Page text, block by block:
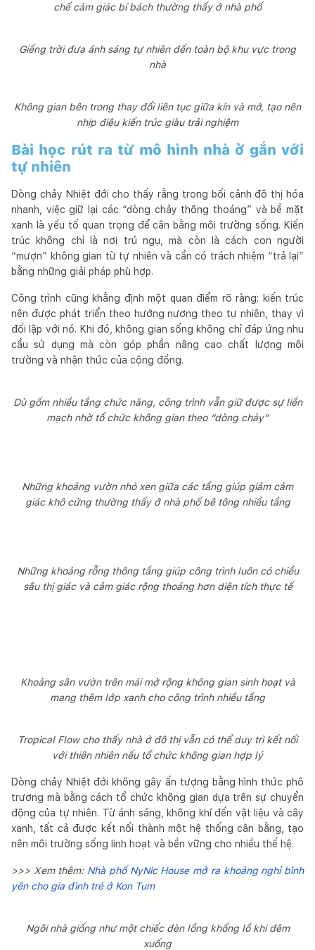
chế cảm giác bí bách thường thấy ở nhà phố
Giếng trời đưa ánh sáng tự nhiên đến toàn bộ khu vực trong
nhà
Không gian bên trong thay đổi liên tục giữa kín và mở, tạo nên
nhịp điệu kiến trúc giàu trải nghiệm
Bài học rút ra từ mô hình nhà ở gắn với
tự nhiên
Dòng chảy Nhiệt đới cho thấy rằng trong bối cảnh đô thị hóa
nhanh, việc giữ lại các “dòng chảy thông thoáng” và bề mặt
xanh là yếu tố quan trọng để cân bằng môi trường sống. Kiến
trúc không chỉ là nơi trú ngụ, mà còn là cách con người
“mượn” không gian từ tự nhiên và cần có trách nhiệm “trả lại”
bằng những giải pháp phù hợp.
Công trình cũng khẳng định một quan điểm rõ ràng: kiến trúc
nên được phát triển theo hướng nương theo tự nhiên, thay vì
đối lập với nó. Khi đó, không gian sống không chỉ đáp ứng nhu
cầu sử dụng mà còn góp phần nâng cao chất lượng môi
trường và nhận thức của cộng đồng.
Dù gồm nhiều tầng chức năng, công trình vẫn giữ được sự liền
mạch nhờ tổ chức không gian theo “dòng chảy”
Những khoảng vườn nhỏ xen giữa các tầng giúp giảm cảm
giác khô cứng thường thấy ở nhà phố bê tông nhiều tầng
Những khoảng rỗng thông tầng giúp công trình luôn có chiều
sâu thị giác và cảm giác rộng thoáng hơn diện tích thực tế
Khoảng sân vườn trên mái mở rộng không gian sinh hoạt và
mang thêm lớp xanh cho công trình nhiều tầng
Tropical Flow cho thấy nhà ở đô thị vẫn có thể duy trì kết nối
với thiên nhiên nếu tổ chức không gian hợp lý
Dòng chảy Nhiệt đới không gây ấn tượng bằng hình thức phô
trương mà bằng cách tổ chức không gian dựa trên sự chuyển
động của tự nhiên. Từ ánh sáng, không khí đến vật liệu và cây
xanh, tất cả được kết nối thành một hệ thống cân bằng, tạo
nên môi trường sống linh hoạt và bền vững cho nhiều thế hệ.
>>> Xem thêm: Nhà phố NyNic House mở ra khoảng nghỉ bình
yên cho gia đình trẻ ở Kon Tum
Ngôi nhà giống như một chiếc đèn lồng khổng lồ khi đêm
xuống